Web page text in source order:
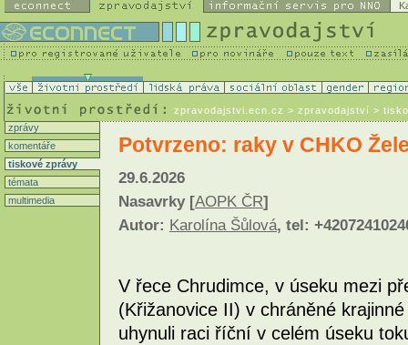
zpravodajstvi.ecn.cz > zpravodajství >
zprávy
komentáře
tiskové zprávy
témata
multimedia
Potvrzeno: raky v CHKO
29.6.2026
Nasavrky [AOPK ČR]
Autor: Karolína Šůlová, tel:
V řece Chrudimce, v úseku mezi
(Křižanovice II) v chráněné
uhynuli raci říční v celém úseku